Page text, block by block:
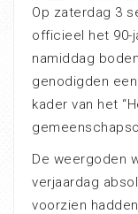
Op zaterdag 3
officieel het 90-
namiddag
genodigden
kader van het
De weergoden
verjaardag
voorzien